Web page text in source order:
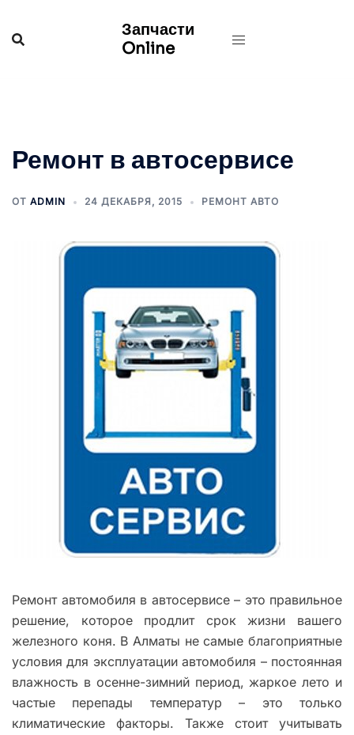
Запчасти
Online
Ремонт в автосервисе
ОТ ADMIN 24 ДЕКАБРЯ, 2015 РЕМОНТ АВТО
Ремонт автомобиля в автосервисе – это правильное
решение, которое продлит срок жизни вашего
железного коня. В Алматы не самые благоприятные
условия для эксплуатации автомобиля – постоянная
влажность в осенне-зимний период, жаркое лето и
частые перепады температур – это только
климатические факторы. Также стоит учитывать